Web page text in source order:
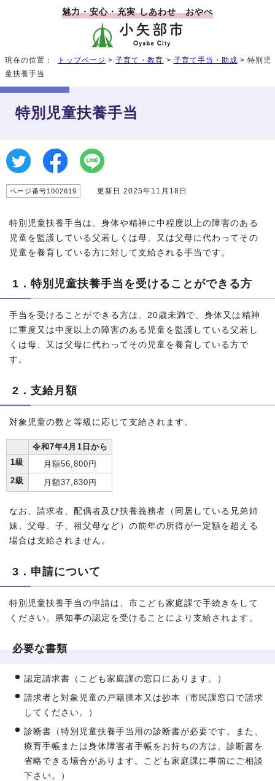
魅力・安心・充実 しあわせ おやべ
現在の位置： トップページ >子育て・教育 > 子育て手当・助成 > 特別児
童扶養手当
特別児童扶養手当
ページ番号1002619 更新日 2025年11月18日
特別児童扶養手当は、身体や精神に中程度以上の障害のある
児童を監護している父若しくは母、又は父母に代わってその
児童を養育している方に対して支給される手当です。
1．特別児童扶養手当を受けることができる方
手当を受けることができる方は、20歳未満で、身体又は精神
に重度又は中度以上の障害のある児童を監護している父若し
くは母、又は父母に代わってその児童を養育している方で
す。
2．支給月額
対象児童の数と等級に応じて支給されます。
令和7年4月1日から
1級
月額56,800円
2級
月額37,830円
なお、請求者、配偶者及び扶養義務者（同居している兄弟姉
妹、父母、子、祖父母など）の前年の所得が一定額を超える
場合は支給されません。
3．申請について
特別児童扶養手当の申請は、市こども家庭課で手続きをして
ください。県知事の認定を受けることにより支給されます。
必要な書類
認定請求書（こども家庭課の窓口にあります。）
請求者と対象児童の戸籍謄本又は抄本（市民課窓口で請求
してください。）
診断書（特別児童扶養手当用の診断書が必要です。また、
療育手帳または身体障害者手帳をお持ちの方は、診断書を
省略できる場合があります。こども家庭課に事前にご相談
下さい。）